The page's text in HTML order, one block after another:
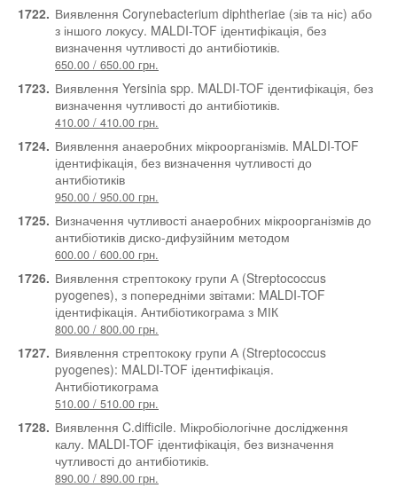
1722. Виявлення Corynebacterium diphtheriae (зів та ніс) або
з іншого локусу. MALDI-TOF ідентифікація, без
визначення чутливості до антибіотиків.
650.00 / 650.00 грн.
1723. Виявлення Yersinia spp. MALDI-TOF ідентифікація, без
визначення чутливості до антибіотиків.
410.00 / 410.00 грн.
1724. Виявлення анаеробних мікроорганізмів. MALDI-TOF
ідентифікація, без визначення чутливості до
антибіотиків
950.00 / 950.00 грн.
1725. Визначення чутливості анаеробних мікроорганізмів до
антибіотиків диско-дифузійним методом
600.00 / 600.00 грн.
1726. Виявлення стрептококу групи А (Streptococcus
pyogenes), з попередніми звітами: MALDI-TOF
ідентифікація. Антибіотикограма з МІК
800.00 / 800.00 грн.
1727. Виявлення стрептококу групи А (Streptococcus
pyogenes): MALDI-TOF ідентифікація.
Антибіотикограма
510.00 / 510.00 грн.
1728. Виявлення C.difficile. Мікробіологічне дослідження
калу. MALDI-TOF ідентифікація, без визначення
чутливості до антибіотиків.
890.00 / 890.00 грн.